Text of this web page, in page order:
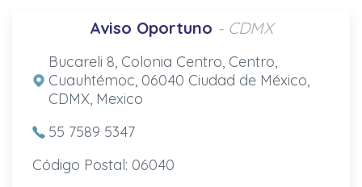
Aviso Oportuno - CDMX
Bucareli 8, Colonia Centro, Centro,
Cuauhtémoc, 06040 Ciudad de México,
CDMX, Mexico
55 7589 5347
Código Postal: 06040